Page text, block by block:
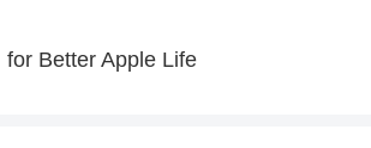
for Better Apple Life